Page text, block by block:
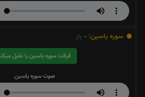
سوره یاسین: 0 بار
قرائت سوره یاسین را تقبل میکنم
صوت سوره یاسین